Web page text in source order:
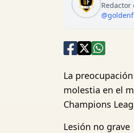
Redactor
La
molestia en el
Champions
Lesión no grave